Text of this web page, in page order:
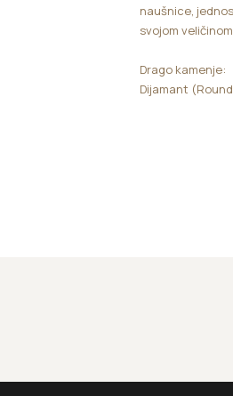
naušnice,
svojom
Drago kamenje:
Dijamant